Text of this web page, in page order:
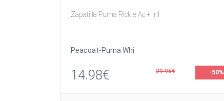
Zapatilla Puma Rickie Ac + Inf
Peacoat-Puma Whi
14.98€ 29.95€ -50%